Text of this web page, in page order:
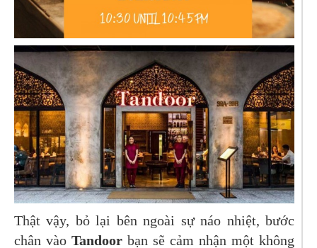
Thật vậy, bỏ lại bên ngoài sự náo nhiệt, bước
chân vào Tandoor bạn sẽ cảm nhận một không